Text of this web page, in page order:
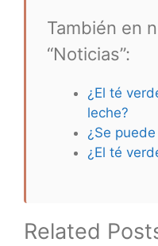
También en
“Noticias”:
¿El té
leche?
¿Se
¿El té
Related